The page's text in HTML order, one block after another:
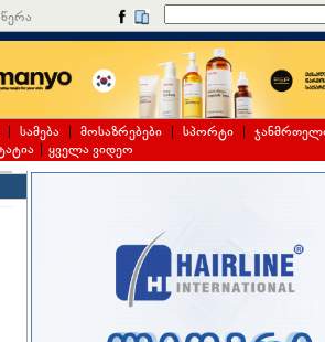
| სამება | მოსაზრებები | სპორტი |
| ყველა ვიდეო